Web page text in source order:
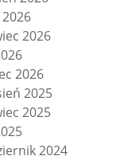
2026
2026
2025
2025
2024